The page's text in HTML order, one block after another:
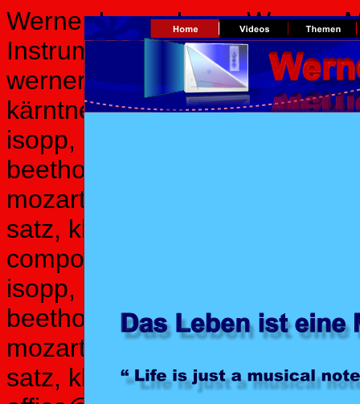
Werner Isopp, Isopp Werner,
Instrumentalpädagoge,
werner, Österreich, Europa,
kärntner Künstler,
isopp, pop music, pop piano,
beethoven, friedrich gulda,
mozart, rondo alla turka,
satz, klaviermusik, für elise,
composer, musican, music
isopp, pop music, pop piano,
beethoven, friedrich gulda,
mozart, rondo alla turka,
satz, klaviermusik, für elise,